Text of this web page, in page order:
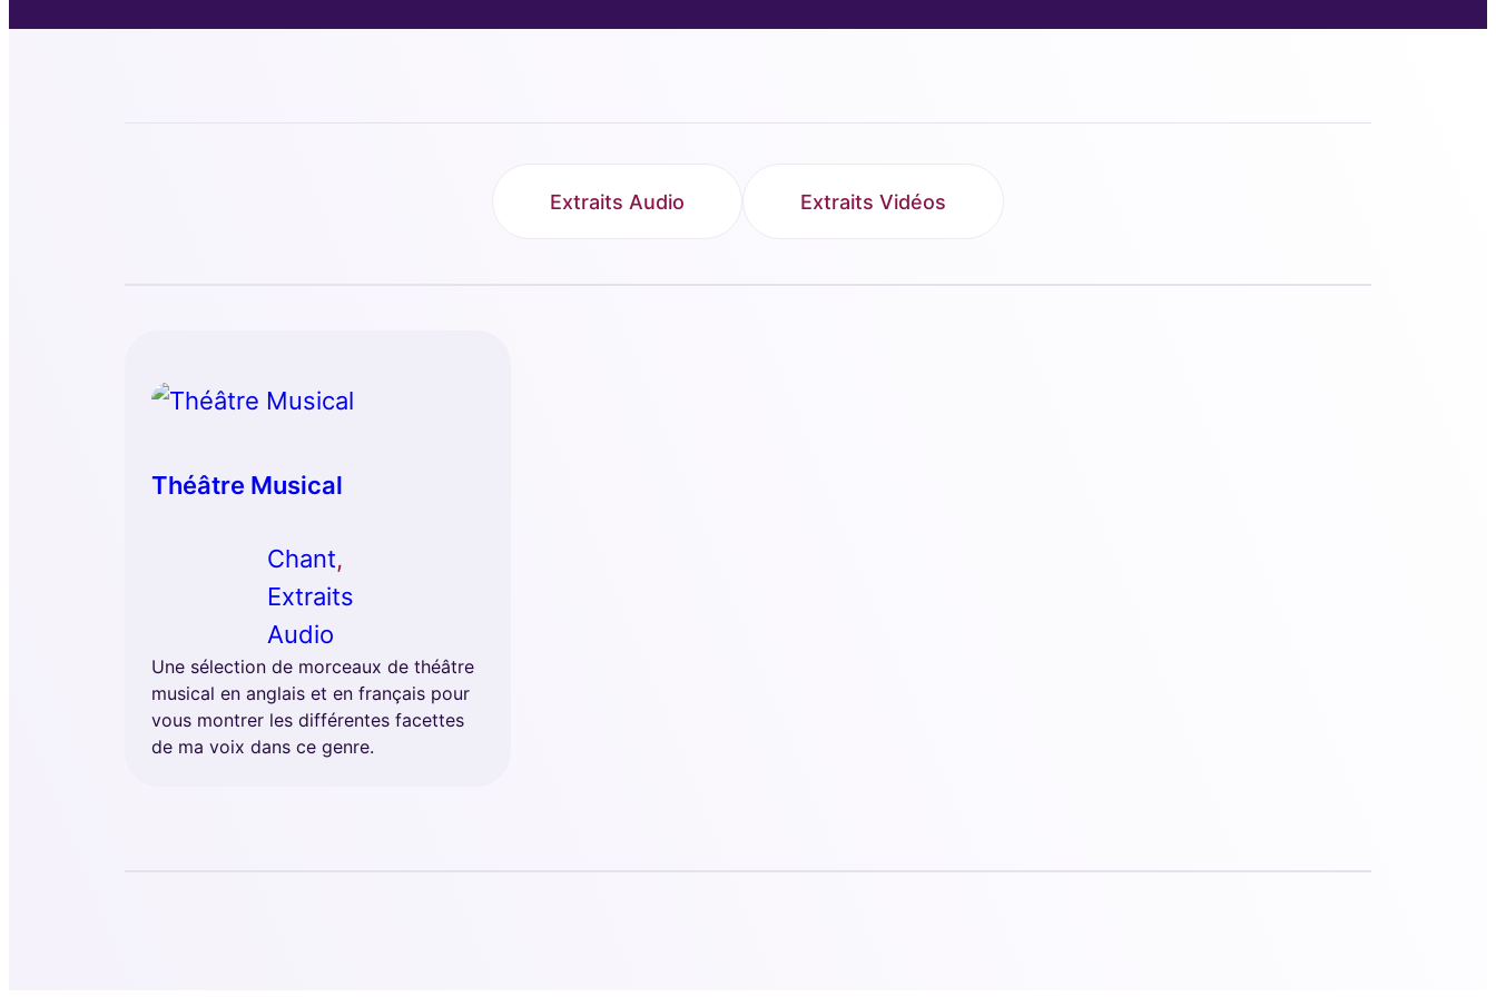
Extraits Audio Extraits Vidéos
Théâtre Musical
Chant
Extraits
Audio
Une sélection de morceaux de théâtre
musical en anglais et en français pour
vous montrer les différentes facettes
de ma voix dans ce genre.